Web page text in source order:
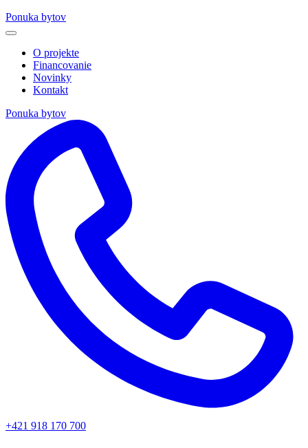
Ponuka bytov
O projekte
Financovanie
Novinky
Kontakt
Ponuka bytov
+421 918 170 700